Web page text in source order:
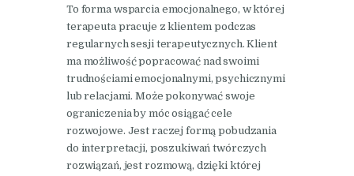
To forma wsparcia emocjonalnego, w której
terapeuta pracuje z klientem podczas
regularnych sesji terapeutycznych. Klient
ma możliwość popracować nad swoimi
trudnościami emocjonalnymi, psychicznymi
lub relacjami. Może pokonywać swoje
ograniczenia by móc osiągać cele
rozwojowe. Jest raczej formą pobudzania
do interpretacji, poszukiwań twórczych
rozwiązań, jest rozmową, dzięki której